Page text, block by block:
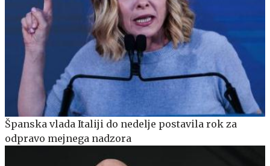
Španska vlada Italiji do nedelje postavila rok za
odpravo mejnega nadzora